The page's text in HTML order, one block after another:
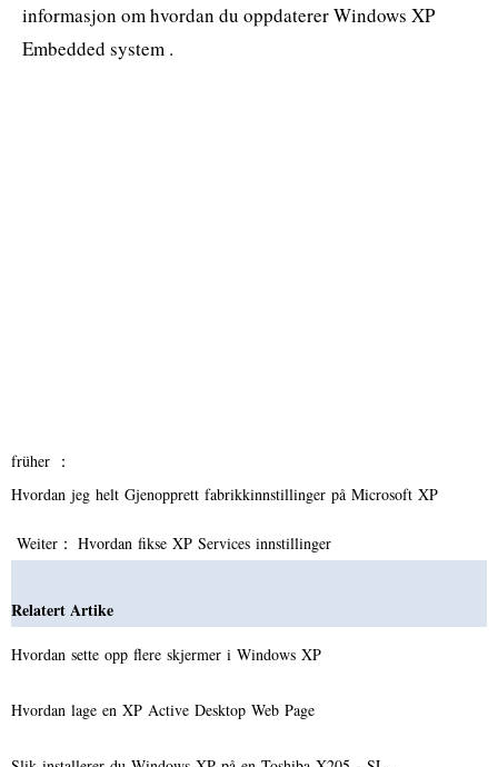
informasjon om hvordan du oppdaterer Windows XP
Embedded system .
früher ：
Hvordan jeg helt Gjenopprett fabrikkinnstillinger på Microsoft XP
Weiter： Hvordan fikse XP Services innstillinger
Relatert Artike
Hvordan sette opp flere skjermer i Windows XP
Hvordan lage en XP Active Desktop Web Page